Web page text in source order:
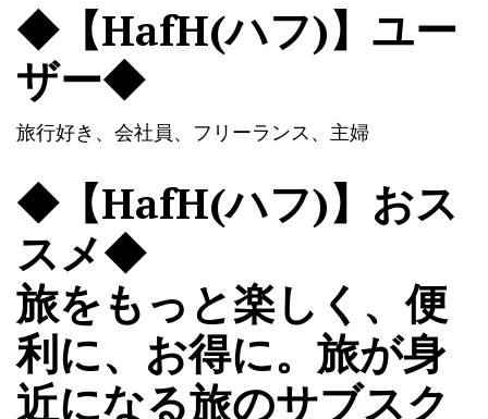
◆【HafH(ハフ)】ユー
ザー◆
旅行好き、会社員、フリーランス、主婦
◆【HafH(ハフ)】おス
スメ◆
旅をもっと楽しく、便
利に、お得に。旅が身
近になる旅のサブスク